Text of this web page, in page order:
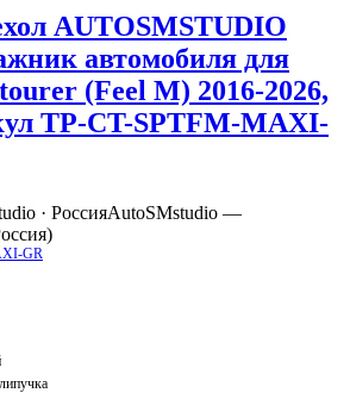
AUTOSMSTUDIO
автомобиля для
(Feel M) 2016-2026,
TP-CT-SPTFM-MAXI-
· РоссияAutoSMstudio —
GR